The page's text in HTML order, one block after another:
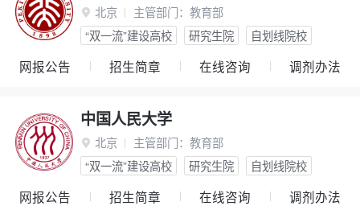
 北京 主管部门： 教育部
“双一流”建设高校
研究生院 自划线院校
网报公告 招生简章 在线咨询 调剂办法
中国人民大学
 北京 主管部门： 教育部
“双一流”建设高校
研究生院 自划线院校
网报公告 招生简章 在线咨询 调剂办法